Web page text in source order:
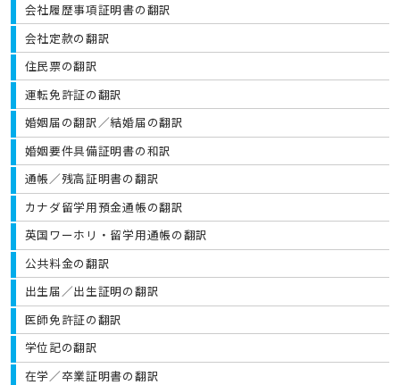
会社履歴事項証明書の翻訳
会社定款の翻訳
住民票の翻訳
運転免許証の翻訳
婚姻届の翻訳／結婚届の翻訳
婚姻要件具備証明書の和訳
通帳／残高証明書の翻訳
カナダ留学用預金通帳の翻訳
英国ワーホリ・留学用通帳の翻訳
公共料金の翻訳
出生届／出生証明の翻訳
医師免許証の翻訳
学位記の翻訳
在学／卒業証明書の翻訳